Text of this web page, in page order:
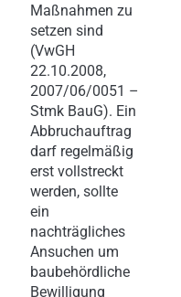
Maßnahmen zu
setzen sind
(VwGH
22.10.2008,
2007/06/0051 –
Stmk BauG). Ein
Abbruchauftrag
darf regelmäßig
erst vollstreckt
werden, sollte
ein
nachträgliches
Ansuchen um
baubehördliche
Bewilligung